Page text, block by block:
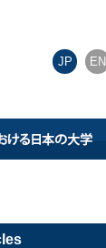
JP EN